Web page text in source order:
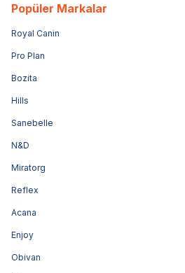
Popüler Markalar
Royal Canin
Pro Plan
Bozita
Hills
Sanebelle
N&D
Miratorg
Reflex
Acana
Enjoy
Obivan